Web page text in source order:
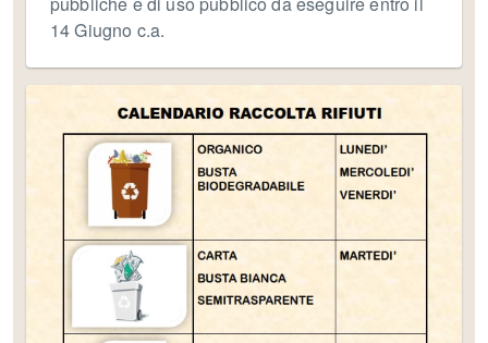
14 Giugno c.a.